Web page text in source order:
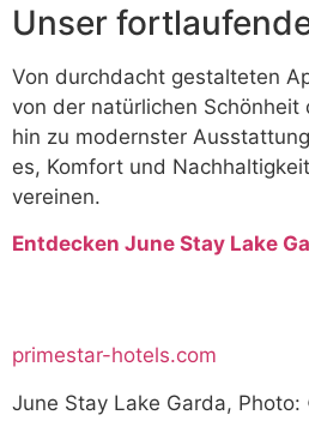
Unser
Von durchdacht gestalteten
von der natürlichen Schönheit
hin zu modernster
es, Komfort und
vereinen.
Entdecken June Stay Lake
primestar-hotels.com
June Stay Lake Garda,